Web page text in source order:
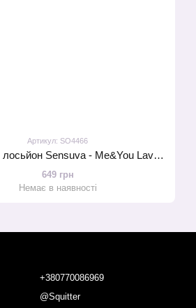
Артикул: SO4466
Масажний лосьйон Sensuva - Me&You Lavender Vanilla (125 мл) з феромонами
649 грн
Немає в наявності
+380770086969
@Squitter